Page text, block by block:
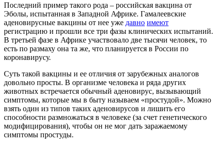
Последний пример такого рода – российская вакцина от
Эболы, испытанная в Западной Африке. Гамалеевские
аденовирусные вакцины от нее уже давно имеют
регистрацию и прошли все три фазы клинических испытаний.
В третьей фазе в Африке участвовало две тысячи человек, то
есть по размаху она та же, что планируется в России по
коронавирусу.
Суть такой вакцины и ее отличия от зарубежных аналогов
довольно просты. В организме человека и ряда других
животных встречается обычный аденовирус, вызывающий
симптомы, которые мы в быту называем «простудой». Можно
взять один из типов таких аденовирусов и лишить его
способности размножаться в человеке (за счет генетического
модифицирования), чтобы он не мог дать заражаемому
симптомы простуды.